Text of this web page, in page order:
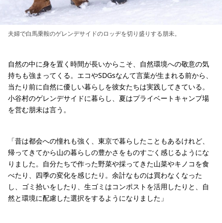
夫婦で白馬乗鞍のゲレンデサイドのロッヂを切り盛りする朋未。
自然の中に身を置く時間が長いからこそ、自然環境への敬意の気
持ちも強まってくる。エコやSDGsなんて言葉が生まれる前から、
当たり前に自然に優しい暮らしを彼女たちは実践してきている。
小谷村のゲレンデサイドに暮らし、夏はプライベートキャンプ場
を営む朋未は言う。
「昔は都会への憧れも強く、東京で暮らしたこともあるけれど、
帰ってきてから山の暮らしの豊かさをものすごく感じるようにな
りました。自分たちで作った野菜や採ってきた山菜やキノコを食
べたり、四季の変化を感じたり。余計なものは買わなくなった
し、ゴミ拾いをしたり、生ゴミはコンポストを活用したりと、自
然と環境に配慮した選択をするようになりました」